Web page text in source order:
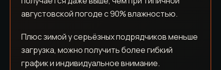
августовской погоде с 90% влажностью.
Плюс зимой у серьёзных подрядчиков меньше
загрузка, можно получить более гибкий
график и индивидуальное внимание.